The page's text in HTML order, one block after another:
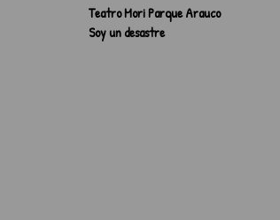
Teatro Mori Parque Arauco
Soy un desastre